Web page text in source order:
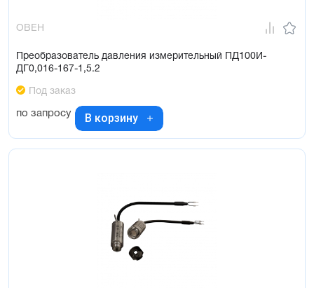
ОВЕН
Преобразователь давления измерительный ПД100И-
ДГ0,016-167-1,5.2
Под заказ
по запросу В корзину